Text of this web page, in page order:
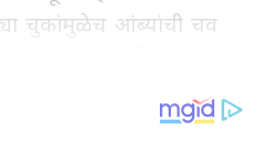
चुकांमुळेच आंब्यांची चव